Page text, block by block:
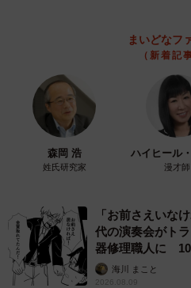
一度は完全引退を宣言したこと
の背中を押した人物がいたそう
が「師匠」と慕う、“ベビーカ
ばれるリアルライフヒーローで
※ベビーカーおろすんジャー：
線・方南町駅周辺で、エレベ
い階段で、ベビーカーの上げ
ティア活動を展開中。
落ち込んでいたときに連れて
匠からこんな言葉をかけられた
まいどなフ
（新着記
森岡 浩
姓氏研究家
ハイヒール
漫才師
「お前さえいな
代の演奏会がト
器修理職人に 10
思わぬ申し出【漫
海川 まこと
2026.08.09